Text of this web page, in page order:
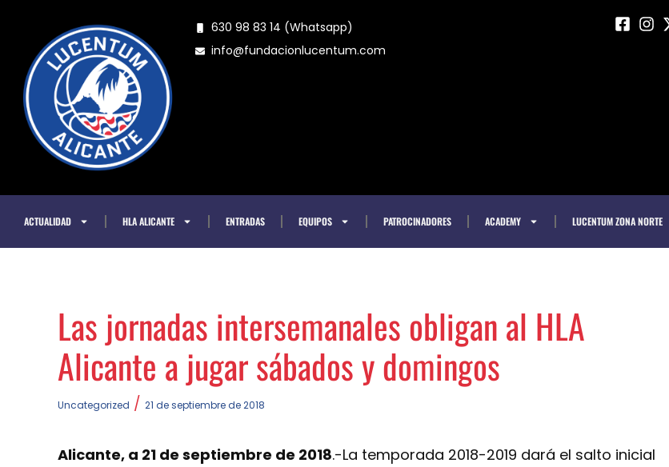
contenido
630 98 83 14 (Whatsapp)
info@fundacionlucentum.com
ACTUALIDAD HLA ALICANTE ENTRADAS EQUIPOS PATROCINADORES ACADEMY LUCENTUM ZONA NORTE
Las jornadas intersemanales obligan al HLA
Alicante a jugar sábados y domingos
Uncategorized / 21 de septiembre de 2018
Alicante, a 21 de septiembre de 2018.-La temporada 2018-2019 dará el salto inicial